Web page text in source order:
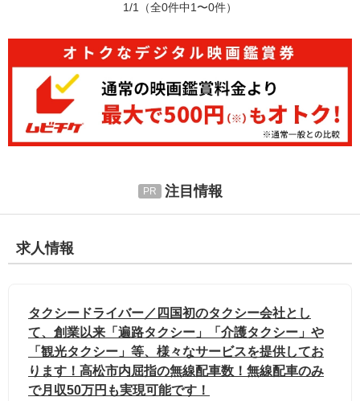
1/1 （全0件中1〜0件）
注目情報
求人情報
タクシードライバー／四国初のタクシー会社とし
て、創業以来「遍路タクシー」「介護タクシー」や
「観光タクシー」等、様々なサービスを提供してお
ります！高松市内屈指の無線配車数！無線配車のみ
で月収50万円も実現可能です！